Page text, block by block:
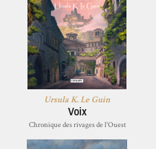
Ursula K. Le Guin
Voix
Chronique des rivages de l'Ouest